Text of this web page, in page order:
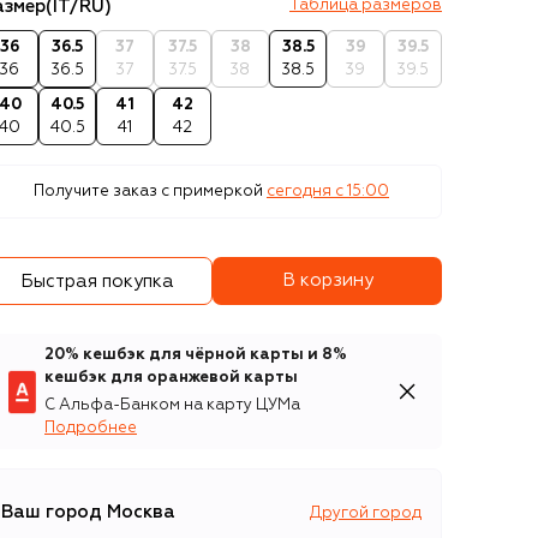
(IT/RU) Таблица размеров
36
36
36.5
36.5
37
37
37.5
37.5
38
38
38.5
38.5
39
39
39.5
39.5
40
40.5
40.5
41
41
42
42
Получите заказ с примеркой сегодня c 15:00
Быстрая покупка В корзину
20% кешбэк для чёрной карты и 8%
кешбэк для оранжевой карты
С Альфа-Банком на карту ЦУМа
Подробнее
Ваш город Москва Другой город